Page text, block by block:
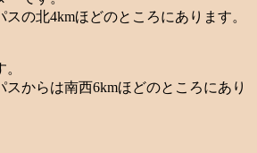
の北4kmほどのところにあります。
からは南西6kmほどのところにあり